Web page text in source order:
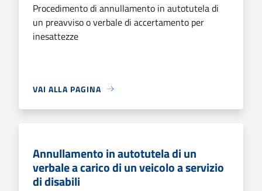
Procedimento di annullamento in autotutela di
un preavviso o verbale di accertamento per
inesattezze
VAI ALLA PAGINA
Annullamento in autotutela di un
verbale a carico di un veicolo a servizio
di disabili